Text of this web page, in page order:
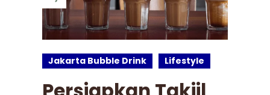
Jakarta Bubble Drink Lifestyle